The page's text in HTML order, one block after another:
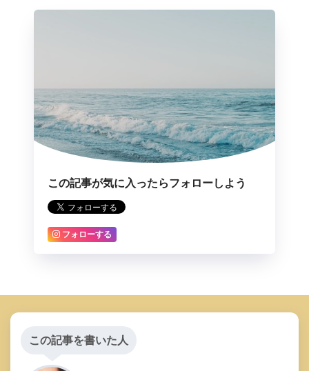
この記事が気に入ったらフォローしよう
フォローする
この記事を書いた人